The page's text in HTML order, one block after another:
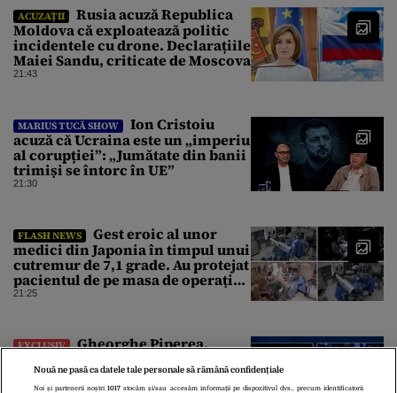
ACUZAȚII
Rusia acuză Republica
Moldova că exploatează politic
incidentele cu drone. Declarațiile
Maiei Sandu, criticate de Moscova
21:43
MARIUS TUCĂ SHOW
Ion Cristoiu
acuză că Ucraina este un „imperiu
al corupției”: „Jumătate din banii
trimiși se întorc în UE”
21:30
FLASH NEWS
Gest eroic al unor
medici din Japonia în timpul unui
cutremur de 7,1 grade. Au protejat
pacientul de pe masa de operație
cu propriile corpuri
21:25
EXCLUSIV
Gheorghe Piperea,
„România va da înapoi banii
Nouă ne pasă ca datele tale personale să rămână confidențiale
Noi și partenerii noștri1017 stocăm și/sau accesăm informații pe dispozitivul dvs., precum identificatorii